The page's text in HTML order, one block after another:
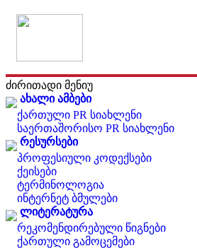
ძირითადი მენიუ
ახალი ამბები
ქართული PR სიახლენი
საერთაშორისო PR სიახლენი
რესურსები
პროფესიული კოდექსები
ქეისები
ტერმინოლოგია
ინტერნეტ ბმულები
ლიტერატურა
რეკომენდირებული წიგნები
ქართული გამოცემები